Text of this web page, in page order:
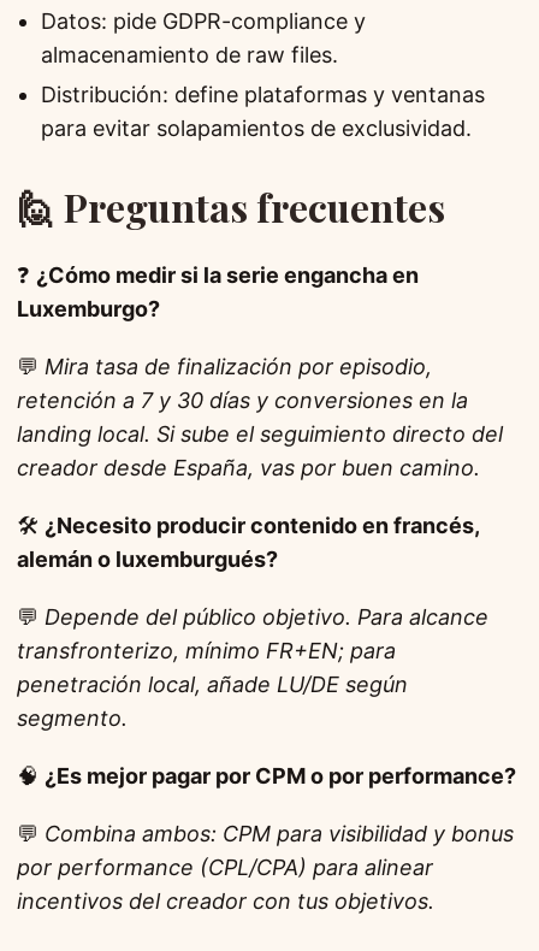
Datos: pide GDPR-compliance y
almacenamiento de raw files.
Distribución: define plataformas y ventanas
para evitar solapamientos de exclusividad.
🙋 Preguntas frecuentes
❓ ¿Cómo medir si la serie engancha en
Luxemburgo?
💬 Mira tasa de finalización por episodio,
retención a 7 y 30 días y conversiones en la
landing local. Si sube el seguimiento directo del
creador desde España, vas por buen camino.
🛠️ ¿Necesito producir contenido en francés,
alemán o luxemburgués?
💬 Depende del público objetivo. Para alcance
transfronterizo, mínimo FR+EN; para
penetración local, añade LU/DE según
segmento.
🧠 ¿Es mejor pagar por CPM o por performance?
💬 Combina ambos: CPM para visibilidad y bonus
por performance (CPL/CPA) para alinear
incentivos del creador con tus objetivos.